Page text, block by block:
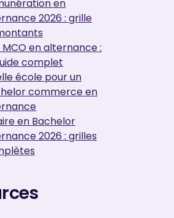
en
2026 : grille
MCO en alternance :
complet
école pour un
commerce en
en Bachelor
2026 : grilles